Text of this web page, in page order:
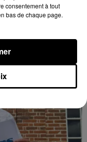
dans le
et Lunay.
consentement à tout
bas de chaque page.